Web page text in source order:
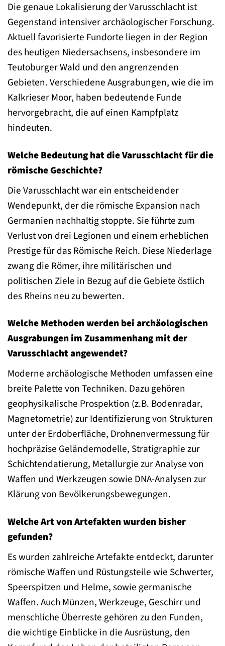
Die genaue Lokalisierung der Varusschlacht ist
Gegenstand intensiver archäologischer Forschung.
Aktuell favorisierte Fundorte liegen in der Region
des heutigen Niedersachsens, insbesondere im
Teutoburger Wald und den angrenzenden
Gebieten. Verschiedene Ausgrabungen, wie die im
Kalkrieser Moor, haben bedeutende Funde
hervorgebracht, die auf einen Kampfplatz
hindeuten.
Welche Bedeutung hat die Varusschlacht für die
römische Geschichte?
Die Varusschlacht war ein entscheidender
Wendepunkt, der die römische Expansion nach
Germanien nachhaltig stoppte. Sie führte zum
Verlust von drei Legionen und einem erheblichen
Prestige für das Römische Reich. Diese Niederlage
zwang die Römer, ihre militärischen und
politischen Ziele in Bezug auf die Gebiete östlich
des Rheins neu zu bewerten.
Welche Methoden werden bei archäologischen
Ausgrabungen im Zusammenhang mit der
Varusschlacht angewendet?
Moderne archäologische Methoden umfassen eine
breite Palette von Techniken. Dazu gehören
geophysikalische Prospektion (z.B. Bodenradar,
Magnetometrie) zur Identifizierung von Strukturen
unter der Erdoberfläche, Drohnenvermessung für
hochpräzise Geländemodelle, Stratigraphie zur
Schichtendatierung, Metallurgie zur Analyse von
Waffen und Werkzeugen sowie DNA-Analysen zur
Klärung von Bevölkerungsbewegungen.
Welche Art von Artefakten wurden bisher
gefunden?
Es wurden zahlreiche Artefakte entdeckt, darunter
römische Waffen und Rüstungsteile wie Schwerter,
Speerspitzen und Helme, sowie germanische
Waffen. Auch Münzen, Werkzeuge, Geschirr und
menschliche Überreste gehören zu den Funden,
die wichtige Einblicke in die Ausrüstung, den